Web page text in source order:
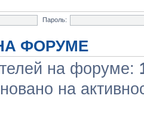
Пароль:
ФОРУМЕ
на форуме:
на